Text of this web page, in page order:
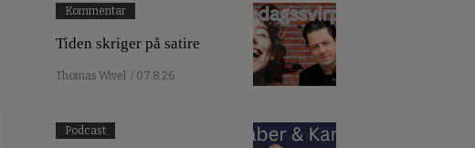
Kommentar
Tiden skriger på satire
Thomas Wivel / 07.8.26
Podcast